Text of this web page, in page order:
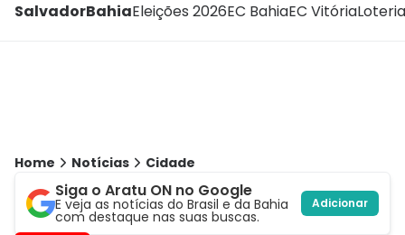
SalvadorBahiaEleições 2026EC BahiaEC Vitória
Home Notícias Cidade
Siga o Aratu ON no Google
E veja as notícias do Brasil e da Bahia
com destaque nas suas buscas.
Adicionar